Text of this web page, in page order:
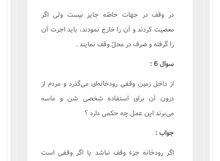
در وقف در جهات خاصّه جايز نيست ولى اگر
معصيت کردند و آن را خارج نمودند، بايد اجرت آن
را گرفته و صرف در محلّ وقف نمايند .
سوال 6 :
از داخل زمين وقفى رودخانه‌اى مى‌گذرد و مردم از
درون آن براى استفاده شخصى شن و ماسه
مى‌برند اين عمل چه حکمى دارد ؟
جواب :
اگر رودخانه جزء وقف نباشد يا اگر وقفى است